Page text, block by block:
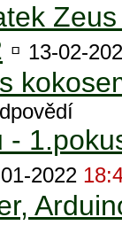
▫ 13-02-
-
2022